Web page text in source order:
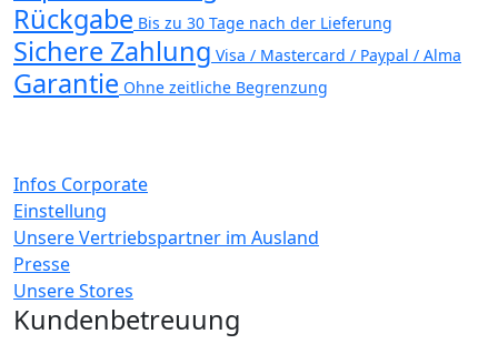
Rückgabe Bis zu 30 Tage nach der Lieferung
Sichere Zahlung Visa / Mastercard / Paypal / Alma
Garantie Ohne zeitliche Begrenzung
Infos Corporate
Einstellung
Unsere Vertriebspartner im Ausland
Presse
Unsere Stores
Kundenbetreuung